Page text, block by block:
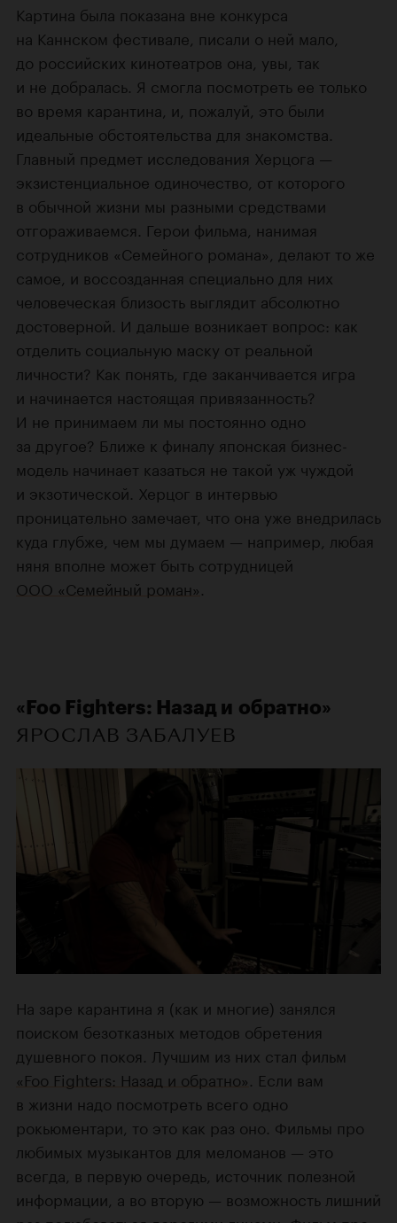
Картина была показана вне конкурса
на Каннском фестивале, писали о ней мало,
до российских кинотеатров она, увы, так
и не добралась. Я смогла посмотреть ее только
во время карантина, и, пожалуй, это были
идеальные обстоятельства для знакомства.
Главный предмет исследования Херцога —
экзистенциальное одиночество, от которого
в обычной жизни мы разными средствами
отгораживаемся. Герои фильма, нанимая
сотрудников «Семейного романа», делают то же
самое, и воссозданная специально для них
человеческая близость выглядит абсолютно
достоверной. И дальше возникает вопрос: как
отделить социальную маску от реальной
личности? Как понять, где заканчивается игра
и начинается настоящая привязанность?
И не принимаем ли мы постоянно одно
за другое? Ближе к финалу японская бизнес-
модель начинает казаться не такой уж чуждой
и экзотической. Херцог в интервью
проницательно замечает, что она уже внедрилась
куда глубже, чем мы думаем — например, любая
няня вполне может быть сотрудницей
ООО «Семейный роман»
«Foo Fighters: Назад и обратно»
ЯРОСЛАВ ЗАБАЛУЕВ
На заре карантина я (как и многие) занялся
поиском безотказных методов обретения
душевного покоя. Лучшим из них стал фильм
«Foo Fighters: Назад и обратно» . Если вам
в жизни надо посмотреть всего одно
рокьюментари, то это как раз оно. Фильмы про
любимых музыкантов для меломанов — это
всегда, в первую очередь, источник полезной
информации, а во вторую — возможность лишний